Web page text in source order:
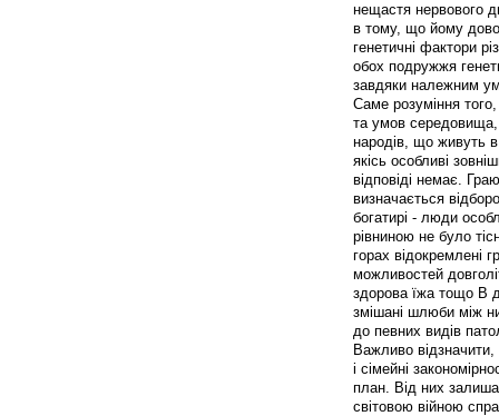
нещастя нервового
в тому, що йому
генетичні фактори
обох подружжя
завдяки належним
Саме розуміння того,
та умов середовища,
народів, що живуть в
якісь особливі
відповіді немає.
визначається
богатирі - люди
рівниною не було
горах відокремлені
можливостей
здорова їжа тощо В
змішані шлюби між
до певних видів
Важливо
і сімейні
план. Від них
світовою війною